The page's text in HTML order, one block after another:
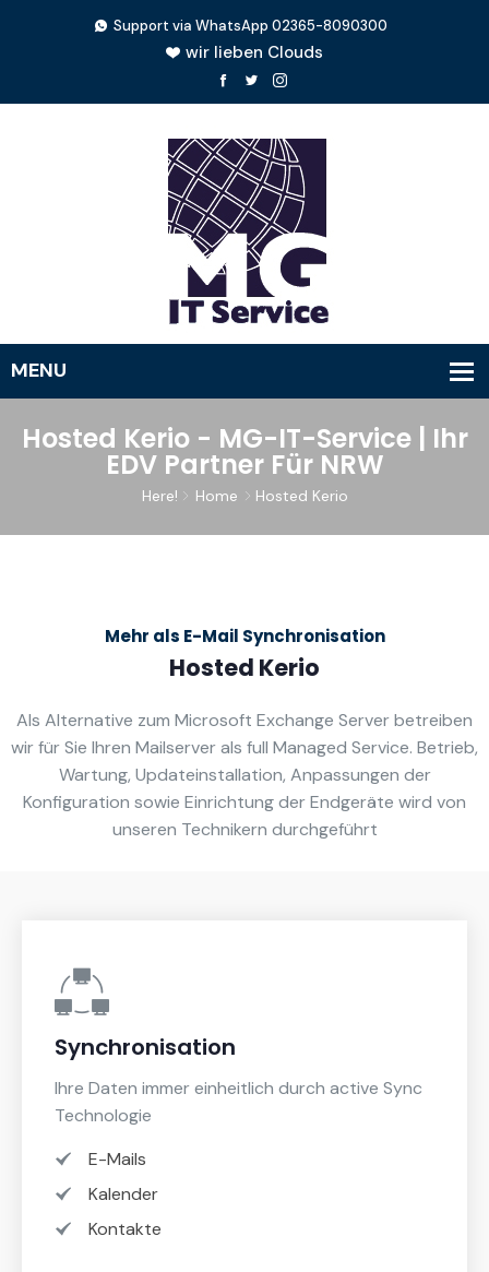
Support via WhatsApp 02365-8090300
wir lieben Clouds
Hosted Kerio - MG-IT-Service | Ihr
EDV Partner Für NRW
Here! Home Hosted Kerio
Mehr als E-Mail Synchronisation
Hosted Kerio
Als Alternative zum Microsoft Exchange Server betreiben
wir für Sie Ihren Mailserver als full Managed Service. Betrieb,
Wartung, Updateinstallation, Anpassungen der
Konfiguration sowie Einrichtung der Endgeräte wird von
unseren Technikern durchgeführt
Synchronisation
Ihre Daten immer einheitlich durch active Sync
Technologie
E-Mails
Kalender
Kontakte